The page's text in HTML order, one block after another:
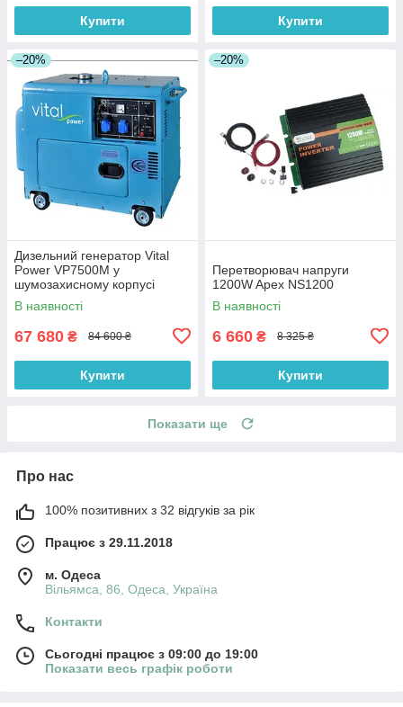
Купити Купити
–20%
Дизельний генератор Vital
Power VP7500M у
шумозахисному корпусі
В наявності
67 680 ₴ 84 600 ₴
Купити
–20%
Перетворювач напруги
1200W Apex NS1200
В наявності
6 660 ₴ 8 325 ₴
Купити
Показати ще
Про нас
100% позитивних з 32 відгуків за рік
Працює з 29.11.2018
м. Одеса
Вільямса, 86, Одеса, Україна
Контакти
Сьогодні працює з 09:00 до 19:00
Показати весь графік роботи